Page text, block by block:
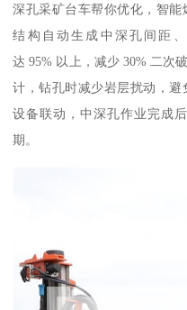
深孔采矿台车帮你优化，智
结构自动生成中深孔间距
达 95% 以上，减少 30% 二次
计，钻孔时减少岩层扰动，
设备联动，中深孔作业完成
期。